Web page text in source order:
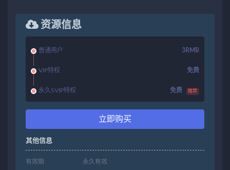
资源信息
普通用户 3RMB
VIP特权 免费
永久SVIP特权 免费 推荐
立即购买
其他信息
有效期 永久有效